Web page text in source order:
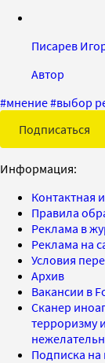
Писарев
Автор
#мнение#выбор
Подписаться
Информация:
Контактная
Правила
Реклама в
Реклама на
Условия
Архив
Вакансии в
Сканер
терроризму
Подписка